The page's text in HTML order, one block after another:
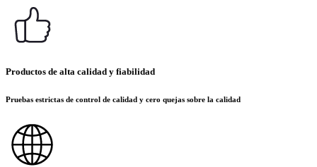
Productos de alta calidad y fiabilidad
Pruebas estrictas de control de calidad y cero quejas sobre la calidad